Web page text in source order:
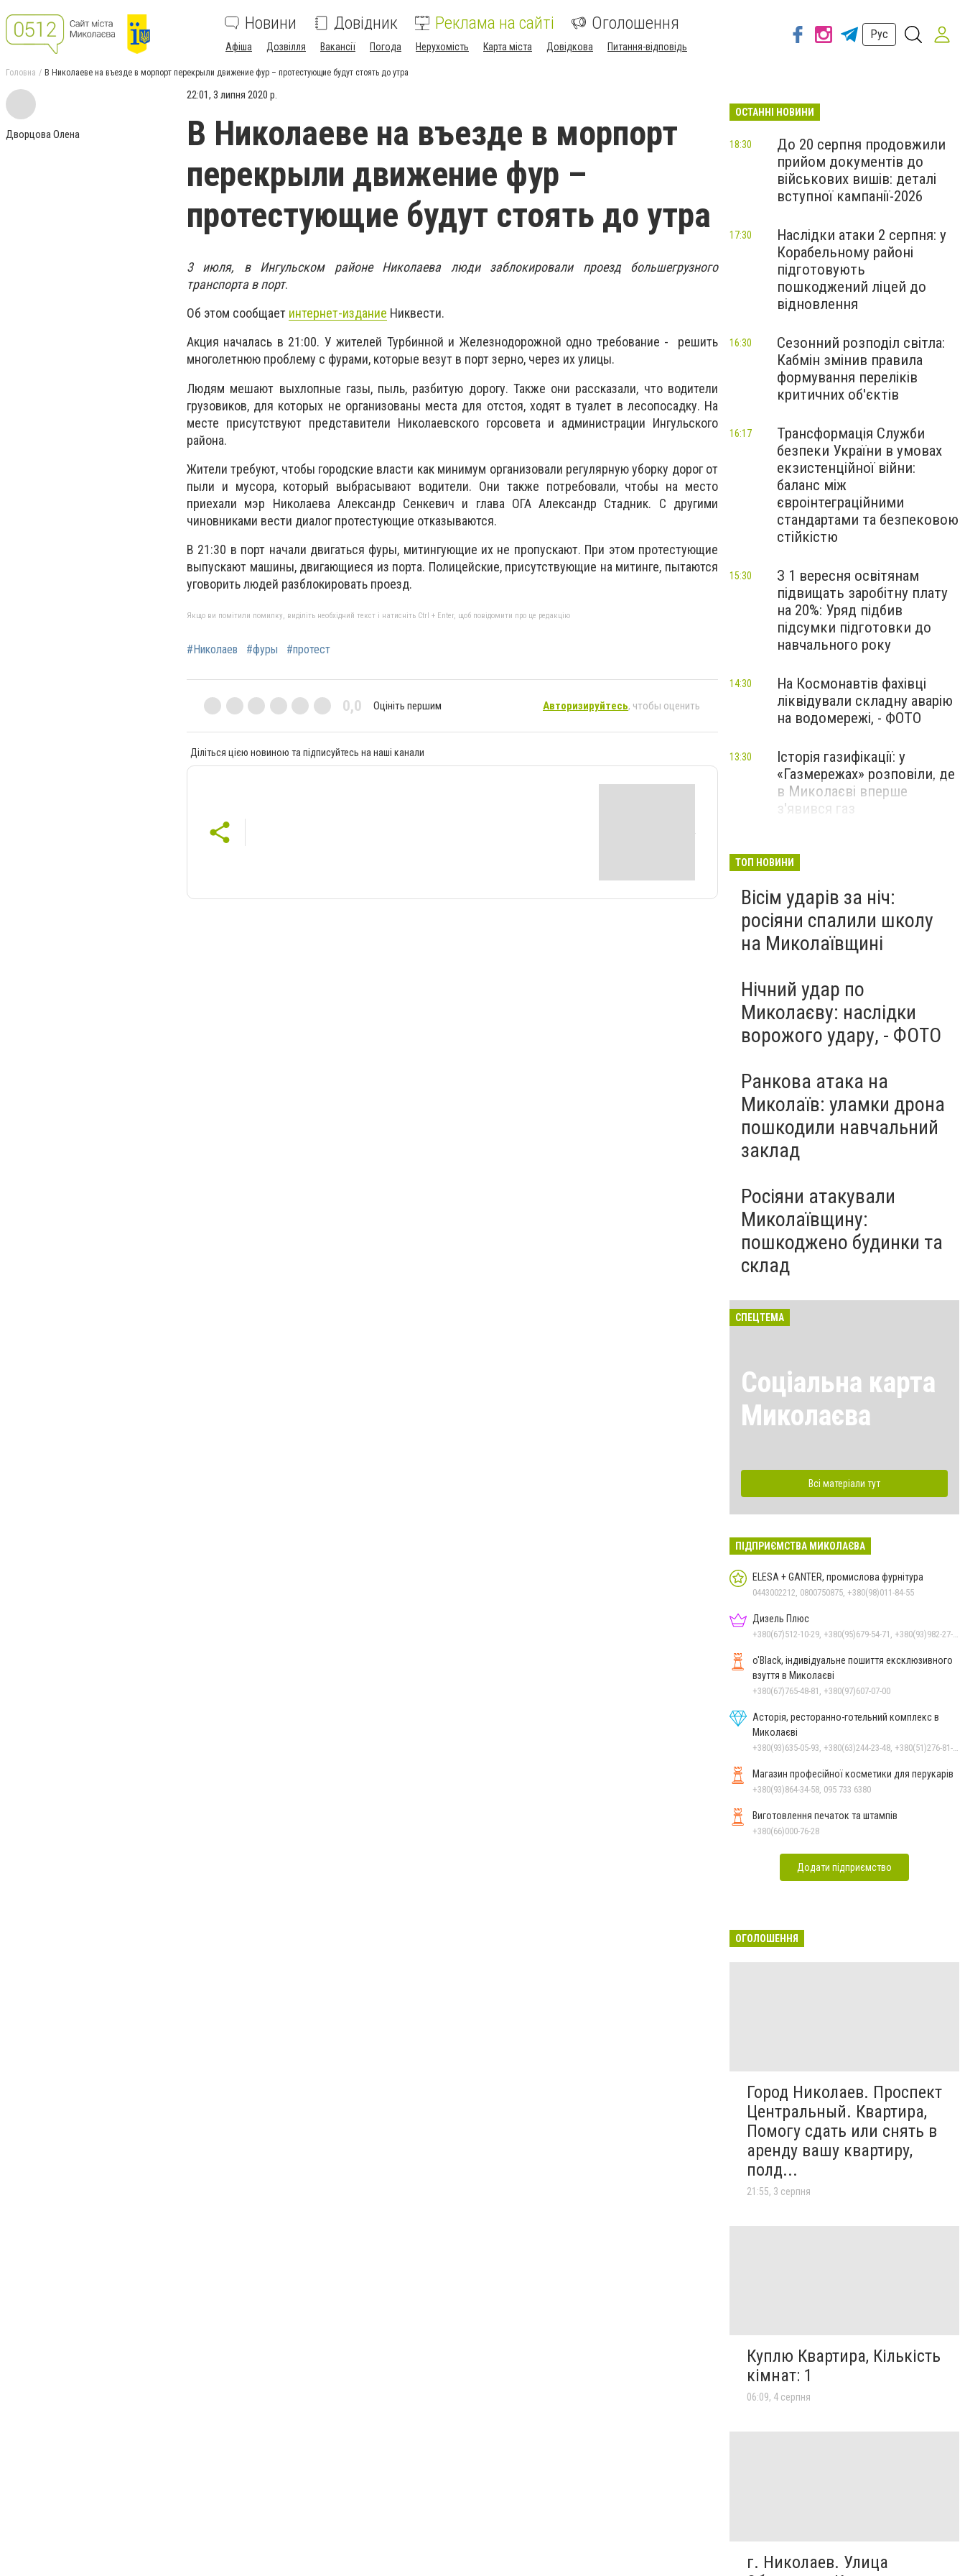
Новини Довідник Реклама на сайті Оголошення
Афіша Дозвілля Вакансії Погода Нерухомість Карта міста Довідкова Питання-відповідь
Рус
Головна В Николаеве на въезде в морпорт перекрыли движение фур – протестующие будут стоять до утра
Дворцова Олена
22:01, 3 липня 2020 р.
В Николаеве на въезде в морпорт
перекрыли движение фур –
протестующие будут стоять до утра
3 июля, в Ингульском районе Николаева люди заблокировали проезд большегрузного
транспорта в порт.
Об этом сообщает интернет-издание Никвести.
Акция началась в 21:00. У жителей Турбинной и Железнодорожной одно требование - решить
многолетнюю проблему с фурами, которые везут в порт зерно, через их улицы.
Людям мешают выхлопные газы, пыль, разбитую дорогу. Также они рассказали, что водители
грузовиков, для которых не организованы места для отстоя, ходят в туалет в лесопосадку. На
месте присутствуют представители Николаевского горсовета и администрации Ингульского
района.
Жители требуют, чтобы городские власти как минимум организовали регулярную уборку дорог от
пыли и мусора, который выбрасывают водители. Они также потребовали, чтобы на место
приехали мэр Николаева Александр Сенкевич и глава ОГА Александр Стадник. С другими
чиновниками вести диалог протестующие отказываются.
В 21:30 в порт начали двигаться фуры, митингующие их не пропускают. При этом протестующие
выпускают машины, двигающиеся из порта. Полицейские, присутствующие на митинге, пытаются
уговорить людей разблокировать проезд.
Якщо ви помітили помилку, виділіть необхідний текст і натисніть Ctrl + Enter, щоб повідомити про це редакцію
#Николаев #фуры #протест
0,0 Оцініть першим Авторизируйтесь, чтобы оценить
Діліться цією новиною та підписуйтесь на наші канали
ОСТАННІ НОВИНИ
До 20 серпня продовжили
прийом документів до
військових вишів: деталі
вступної кампанії-2026
18:30
Наслідки атаки 2 серпня: у
Корабельному районі
підготовують
пошкоджений ліцей до
відновлення
17:30
Сезонний розподіл світла:
Кабмін змінив правила
формування переліків
критичних об'єктів
16:30
Трансформація Служби
безпеки України в умовах
екзистенційної війни:
баланс між
євроінтеграційними
стандартами та безпековою
стійкістю
16:17
З 1 вересня освітянам
підвищать заробітну плату
на 20%: Уряд підбив
підсумки підготовки до
навчального року
15:30
На Космонавтів фахівці
ліквідували складну аварію
на водомережі, - ФОТО
14:30
Історія газифікації: у
«Газмережах» розповіли, де
в Миколаєві вперше
з'явився газ
13:30
Миколаєві 2026: шукаємо
перезавантаження
ПАРТНЕРСЬКИЙ СПЕЦПРОЄКТ
ТОП НОВИНИ
Вісім ударів за ніч:
росіяни спалили школу
на Миколаївщині
Нічний удар по
Миколаєву: наслідки
ворожого удару, - ФОТО
Ранкова атака на
Миколаїв: уламки дрона
пошкодили навчальний
заклад
Росіяни атакували
Миколаївщину:
пошкоджено будинки та
склад
СПЕЦТЕМА
Соціальна карта
Миколаєва
Всі матеріали тут
ПІДПРИЄМСТВА МИКОЛАЄВА
ELESA + GANTER, промислова фурнітура
0443002212, 0800750875, +380(98)011-84-55
Дизель Плюс
o'Black, індивідуальне пошиття ексклюзивного
взуття в Миколаєві
+380(67)765-48-81, +380(97)607-07-00
Асторія, ресторанно-готельний комплекс в
Миколаєві
Магазин професійної косметики для перукарів
+380(93)864-34-58, 095 733 6380
Виготовлення печаток та штампів
+380(66)000-76-28
Додати підприємство
ОГОЛОШЕННЯ
Город Николаев. Проспект
Центральный. Квартира,
Помогу сдать или снять в
аренду вашу квартиру,
полд...
21:55, 3 серпня
Куплю Квартира, Кількість
кімнат: 1
06:09, 4 серпня
г. Николаев. Улица